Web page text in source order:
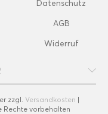
Datenschutz
AGB
Widerruf
zzgl. Versandkosten |
Rechte vorbehalten